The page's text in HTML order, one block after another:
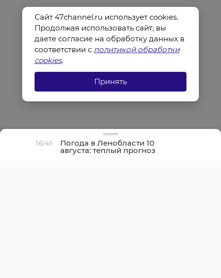
16:41 Погода в Ленобласти 10
августа: теплый прогноз
от Росгидромета
Сайт 47channel.ru использует cookies.
Продолжая использовать сайт, вы
даете согласие на обработку данных в
соответствии с политикой обработки
cookies.
Принять